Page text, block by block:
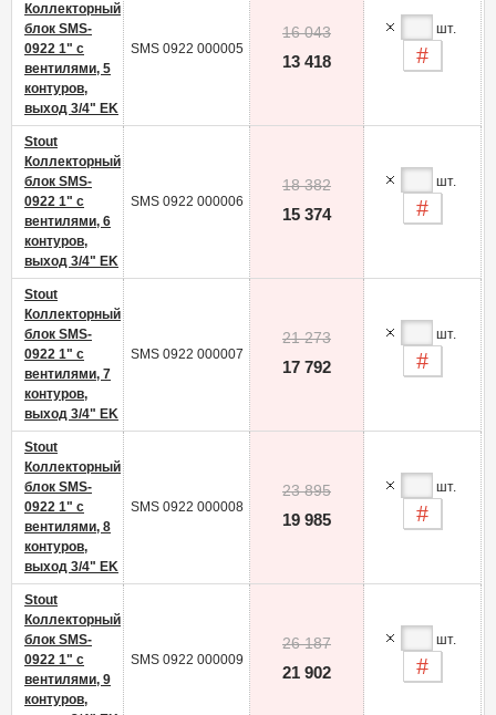
Коллекторный
блок SMS-
0922 1" с
вентилями, 5
контуров,
выход 3/4" EK
SMS 0922 000005
16 043
13 418
шт.
Stout
Коллекторный
блок SMS-
0922 1" с
вентилями, 6
контуров,
выход 3/4" EK
SMS 0922 000006
18 382
15 374
шт.
Stout
Коллекторный
блок SMS-
0922 1" с
вентилями, 7
контуров,
выход 3/4" EK
SMS 0922 000007
21 273
17 792
шт.
Stout
Коллекторный
блок SMS-
0922 1" с
вентилями, 8
контуров,
выход 3/4" EK
SMS 0922 000008
23 895
19 985
шт.
Stout
Коллекторный
блок SMS-
0922 1" с
вентилями, 9
контуров,
SMS 0922 000009
26 187
21 902
шт.